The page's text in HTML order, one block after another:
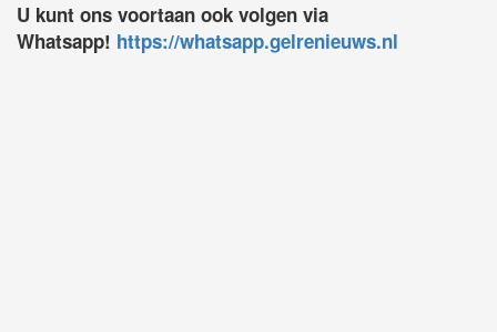
U kunt ons voortaan ook volgen via
Whatsapp! https://whatsapp.gelrenieuws.nl